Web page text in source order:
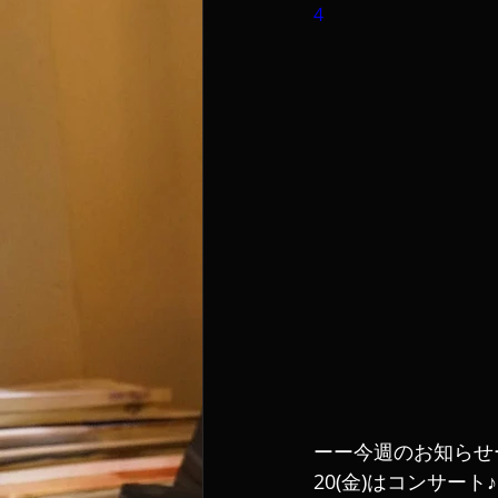
4
ーー今週のお知ら
20(金)はコンサート♪